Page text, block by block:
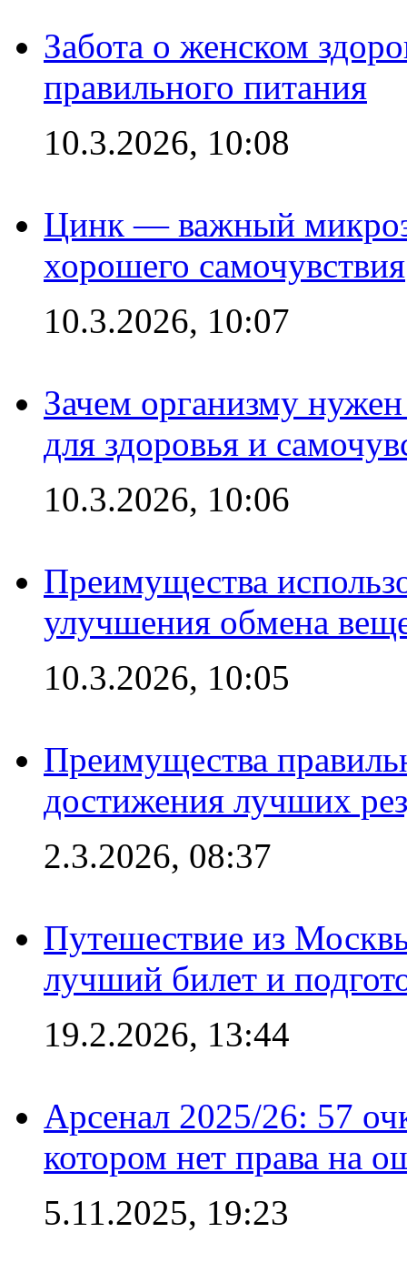
Забота о женском
правильного питания
10.3.2026, 10:08
Цинк — важный
хорошего самочувствия
10.3.2026, 10:07
Зачем организму
для здоровья и
10.3.2026, 10:06
Преимущества
улучшения обмена
10.3.2026, 10:05
Преимущества
достижения лучших
2.3.2026, 08:37
Путешествие из
лучший билет и
19.2.2026, 13:44
Арсенал 2025/26: 57
котором нет права на
5.11.2025, 19:23